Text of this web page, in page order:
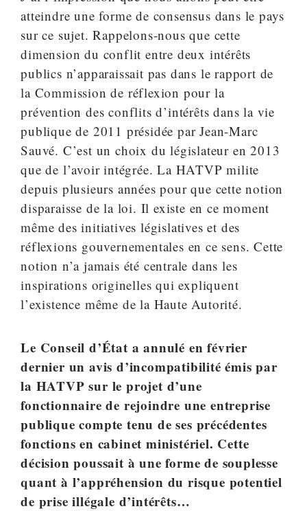
atteindre une forme de consensus dans le pays
sur ce sujet. Rappelons-nous que cette
dimension du conflit entre deux intérêts
publics n’apparaissait pas dans le rapport de
la Commission de réflexion pour la
prévention des conflits d’intérêts dans la vie
publique de 2011 présidée par Jean-Marc
Sauvé. C’est un choix du législateur en 2013
que de l’avoir intégrée. La HATVP milite
depuis plusieurs années pour que cette notion
disparaisse de la loi. Il existe en ce moment
même des initiatives législatives et des
réflexions gouvernementales en ce sens. Cette
notion n’a jamais été centrale dans les
inspirations originelles qui expliquent
l’existence même de la Haute Autorité.
Le Conseil d’État a annulé en février
dernier un avis d’incompatibilité émis par
la HATVP sur le projet d’une
fonctionnaire de rejoindre une entreprise
publique compte tenu de ses précédentes
fonctions en cabinet ministériel. Cette
décision poussait à une forme de souplesse
quant à l’appréhension du risque potentiel
de prise illégale d’intérêts…